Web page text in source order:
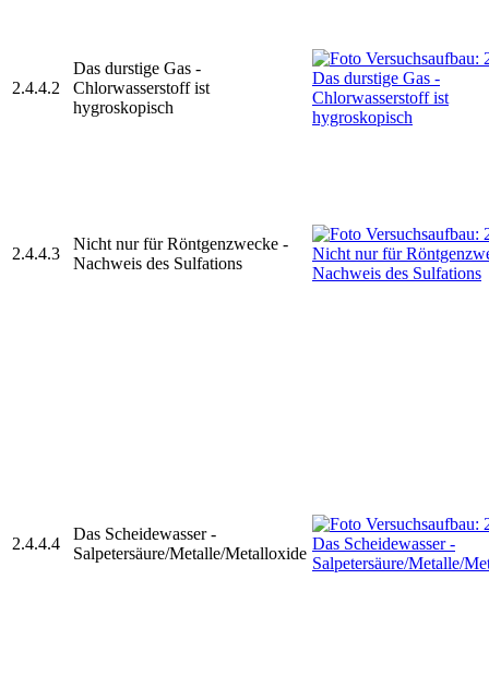
2.4.4.2
Das durstige Gas -
Chlorwasserstoff ist
hygroskopisch
2.4.4.3
Nicht nur für Röntgenzwecke -
Nachweis des Sulfations
2.4.4.4
Das Scheidewasser -
Salpetersäure/Metalle/Metalloxide